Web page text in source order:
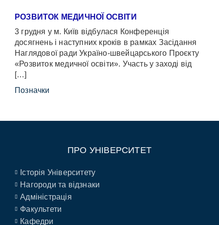
РОЗВИТОК МЕДИЧНОЇ ОСВІТИ
3 грудня у м. Київ відбулася Конференція
досягнень і наступних кроків в рамках Засідання
Наглядової ради Україно-швейцарського Проєкту
«Розвиток медичної освіти». Участь у заході від
[…]
Позначки
ПРО УНІВЕРСИТЕТ
Історія Університету
Нагороди та відзнаки
Адміністрація
Факультети
Кафедри